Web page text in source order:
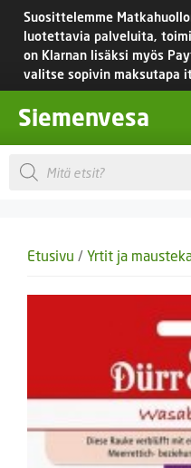
Siirry
sisältöön
Suosittelemme
luotettavia palveluita,
on Klarnan lisäksi myös
valitse sopivin maksutapa
Siemenvesa
Products
search
Etusivu / Yrtit ja